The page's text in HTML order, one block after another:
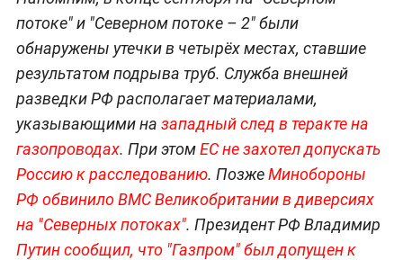
потоке" и "Северном потоке – 2" были
обнаружены утечки в четырёх местах, ставшие
результатом подрыва труб. Служба внешней
разведки РФ располагает материалами,
указывающими на западный след в теракте на
газопроводах. При этомЕС не захотел допускать
Россию к расследованию. ПозжеМинобороны
РФ обвинило ВМС Великобритании в диверсиях
на "Северных потоках". Президент РФ Владимир
Путин сообщил, что "Газпром" был допущен к